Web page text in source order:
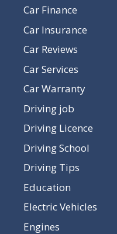
Car Finance
Car Insurance
Car Reviews
Car Services
Car Warranty
Driving job
Driving Licence
Driving School
Driving Tips
Education
Electric Vehicles
Engines